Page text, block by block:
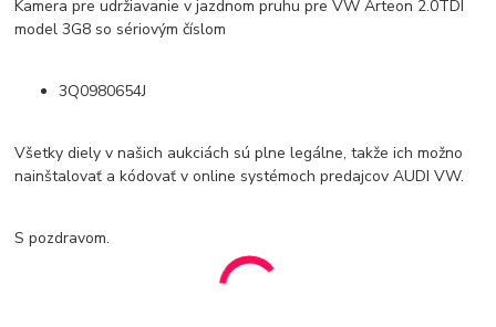
Kamera pre udržiavanie v jazdnom pruhu pre VW Arteon 2.0TDI
model 3G8 so sériovým číslom
3Q0980654J
Všetky diely v našich aukciách sú plne legálne, takže ich možno
nainštalovať a kódovať v online systémoch predajcov AUDI VW.
S pozdravom.